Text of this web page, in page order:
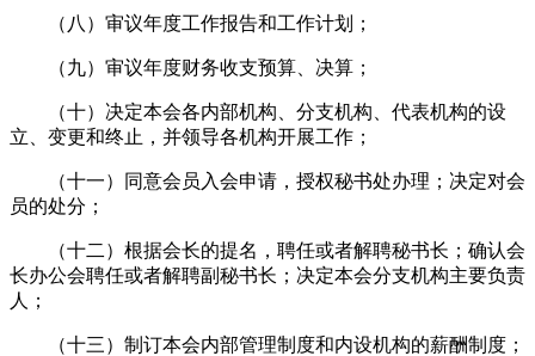
（八）审议年度工作报告和工作计划；
（九）审议年度财务收支预算、决算；
（十）决定本会各内部机构、分支机构、代表机构的设
立、变更和终止，并领导各机构开展工作；
（十一）同意会员入会申请，授权秘书处办理；决定对会
员的处分；
（十二）根据会长的提名，聘任或者解聘秘书长；确认会
长办公会聘任或者解聘副秘书长；决定本会分支机构主要负责
人；
（十三）制订本会内部管理制度和内设机构的薪酬制度；